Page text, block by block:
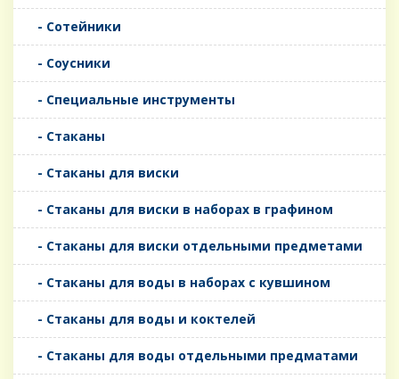
- Сотейники
- Соусники
- Специальные инструменты
- Стаканы
- Стаканы для виски
- Стаканы для виски в наборах в графином
- Стаканы для виски отдельными предметами
- Стаканы для воды в наборах с кувшином
- Стаканы для воды и коктелей
- Стаканы для воды отдельными предматами